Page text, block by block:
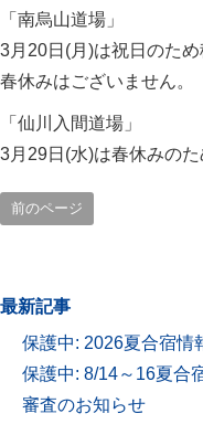
「南烏山道場」
3月20日(月)は祝日のため
春休みはございません。
「仙川入間道場」
3月29日(水)は春休みのた
前のページ
最新記事
保護中: 2026夏合宿情
保護中: 8/14～16夏合
審査のお知らせ